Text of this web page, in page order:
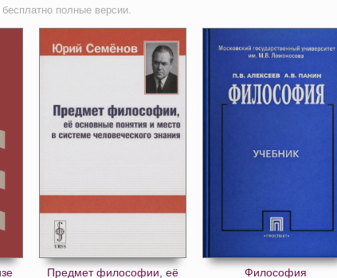
полные версии.
Предмет философии, её Философия